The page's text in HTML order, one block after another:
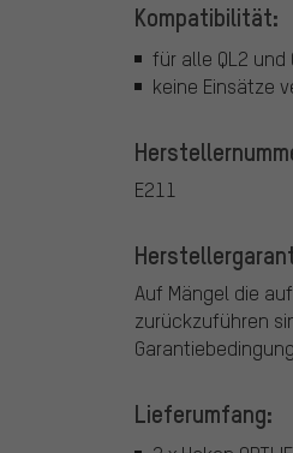
Kompatibilität:
für alle QL2 und
keine Einsätze
E211
Auf Mängel die
zurückzuführen
Lieferumfang: